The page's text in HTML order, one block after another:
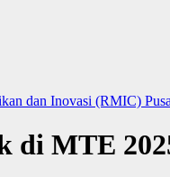
dan Inovasi (RMIC)
di MTE